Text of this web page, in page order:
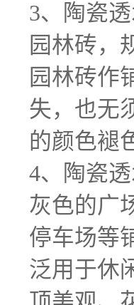
3、陶瓷
园林砖，
园林砖作
失，也无
的颜色褪
4、陶瓷
灰色的广
停车场等
泛用于休